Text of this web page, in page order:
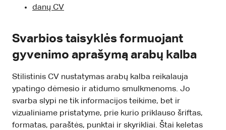
danų CV
Svarbios taisyklės formuojant
gyvenimo aprašymą arabų kalba
Stilistinis CV nustatymas arabų kalba reikalauja
ypatingo dėmesio ir atidumo smulkmenoms. Jo
svarba slypi ne tik informacijos teikime, bet ir
vizualiniame pristatyme, prie kurio priklauso šriftas,
formatas, paraštės, punktai ir skyrikliai. Štai keletas